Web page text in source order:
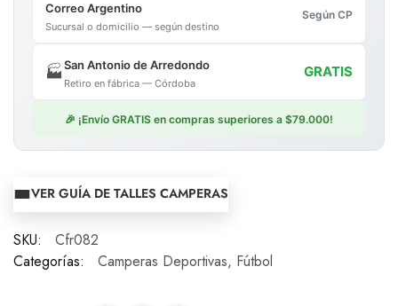
Correo Argentino
Sucursal o domicilio — según destino
Según CP
🏭San Antonio de Arredondo
Retiro en fábrica — Córdoba
GRATIS
🎉 ¡Envío GRATIS en compras superiores a $79.000!
VER GUÍA DE TALLES CAMPERAS
SKU:
Cfr082
Categorías:
Camperas Deportivas, Fútbol